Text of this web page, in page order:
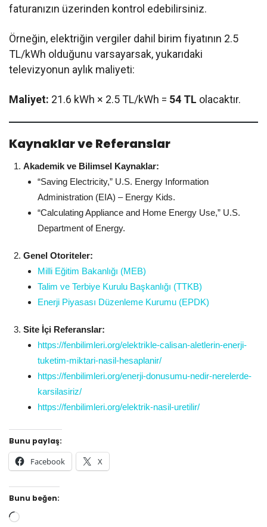
faturanızın üzerinden kontrol edebilirsiniz.
Örneğin, elektriğin vergiler dahil birim fiyatının 2.5
TL/kWh olduğunu varsayarsak, yukarıdaki
televizyonun aylık maliyeti:
Maliyet: 21.6 kWh × 2.5 TL/kWh = 54 TL olacaktır.
Kaynaklar ve Referanslar
Akademik ve Bilimsel Kaynaklar:
“Saving Electricity,” U.S. Energy Information
Administration (EIA) – Energy Kids.
“Calculating Appliance and Home Energy Use,” U.S.
Department of Energy.
Genel Otoriteler:
Milli Eğitim Bakanlığı (MEB)
Talim ve Terbiye Kurulu Başkanlığı (TTKB)
Enerji Piyasası Düzenleme Kurumu (EPDK)
Site İçi Referanslar:
https://fenbilimleri.org/elektrikle-calisan-aletlerin-enerji-
tuketim-miktari-nasil-hesaplanir/
https://fenbilimleri.org/enerji-donusumu-nedir-nerelerde-
karsilasiriz/
https://fenbilimleri.org/elektrik-nasil-uretilir/
Bunu paylaş:
Facebook X
Bunu beğen: